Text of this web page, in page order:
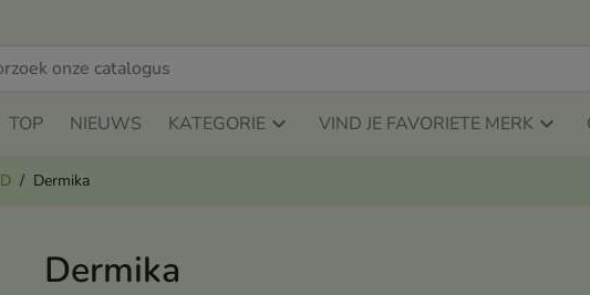
TOP NIEUWS KATEGORIE VIND JE FAVORIETE MERK
D Dermika
Dermika